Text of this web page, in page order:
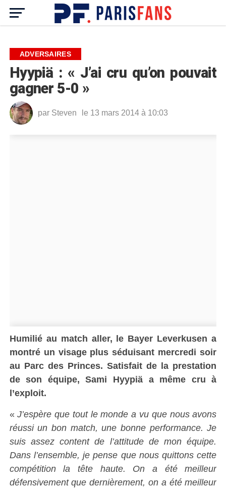
ADVERSAIRES
Hyypiä : « J’ai cru qu’on pouvait
gagner 5-0 »
par Steven le 13 mars 2014 à 10:03
Humilié au match aller, le Bayer Leverkusen a
montré un visage plus séduisant mercredi soir
au Parc des Princes. Satisfait de la prestation
de son équipe, Sami Hyypiä a même cru à
l’exploit.
« J’espère que tout le monde a vu que nous avons
réussi un bon match, une bonne performance. Je
suis assez content de l’attitude de mon équipe.
Dans l’ensemble, je pense que nous quittons cette
compétition la tête haute. On a été meilleur
défensivement que dernièrement, on a été meilleur